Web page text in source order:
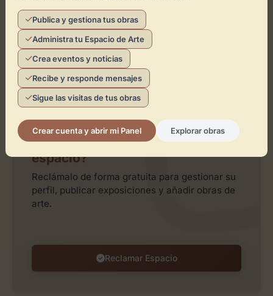
Leaflet
¿Eres el representante de este
espacio?
Reclámalo de forma gratuita para gestionar su
perfil, publicar exposiciones y añadir obras de
arte.
Reclamar Espacio
Publica y gestiona tus obras
Administra tu Espacio de Arte
Crea eventos y noticias
Recibe y responde mensajes
Sigue las visitas de tus obras
Crear cuenta y abrir mi Panel Explorar obras